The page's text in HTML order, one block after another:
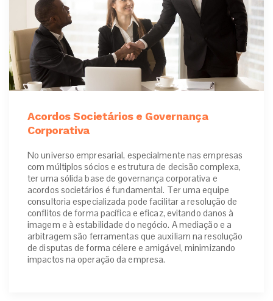
Acordos Societários e Governança
Corporativa
No universo empresarial, especialmente nas empresas
com múltiplos sócios e estrutura de decisão complexa,
ter uma sólida base de governança corporativa e
acordos societários é fundamental. Ter uma equipe
consultoria especializada pode facilitar a resolução de
conflitos de forma pacífica e eficaz, evitando danos à
imagem e à estabilidade do negócio. A mediação e a
arbitragem são ferramentas que auxiliam na resolução
de disputas de forma célere e amigável, minimizando
impactos na operação da empresa.